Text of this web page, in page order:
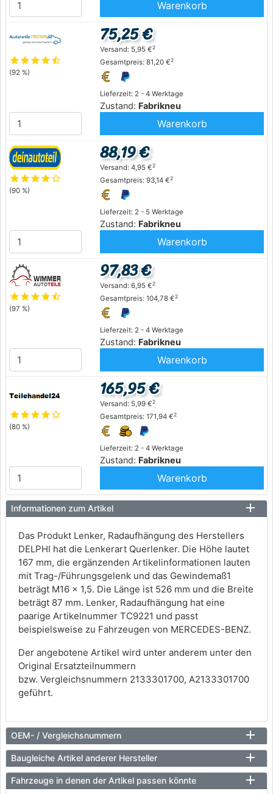
Warenkorb
starstarstarstarstar_half
(92 %)
Lieferzeit: 2 - 4 Werktage
Zustand: Fabrikneu
75,25 €
Versand: 5,95 €2
Gesamtpreis: 81,20 €2
Warenkorb
starstarstarstarstar_outline
(90 %)
Lieferzeit: 2 - 5 Werktage
Zustand: Fabrikneu
88,19 €
Versand: 4,95 €2
Gesamtpreis: 93,14 €2
Warenkorb
starstarstarstarstar_half
(97 %)
Lieferzeit: 2 - 4 Werktage
Zustand: Fabrikneu
97,83 €
Versand: 6,95 €2
Gesamtpreis: 104,78 €2
Warenkorb
starstarstarstarstar_outline
(80 %)
Lieferzeit: 2 - 4 Werktage
Zustand: Fabrikneu
165,95 €
Versand: 5,99 €2
Gesamtpreis: 171,94 €2
Warenkorb
Informationen zum Artikel
Das Produkt Lenker, Radaufhängung des Herstellers
DELPHI hat die Lenkerart Querlenker. Die Höhe lautet
167 mm, die ergänzenden Artikelinformationen lauten
mit Trag-/Führungsgelenk und das Gewindemaß1
beträgt M16 x 1,5. Die Länge ist 526 mm und die Breite
beträgt 87 mm. Lenker, Radaufhängung hat eine
paarige Artikelnummer TC9221 und passt
beispielsweise zu Fahrzeugen von MERCEDES-BENZ.
Der angebotene Artikel wird unter anderem unter den
Original Ersatzteilnummern
bzw. Vergleichsnummern 2133301700, A2133301700
geführt.
OEM- / Vergleichsnummern
Baugleiche Artikel anderer Hersteller
Fahrzeuge in denen der Artikel passen könnte